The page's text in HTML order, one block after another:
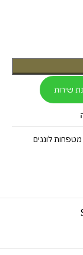
שירות
מטפחות לונגים